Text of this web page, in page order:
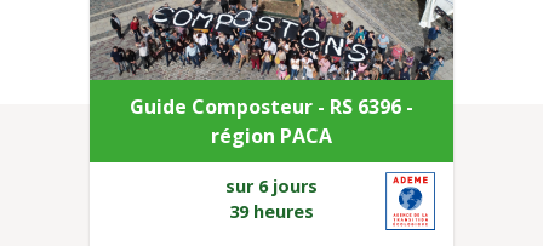
Guide Composteur - RS 6396 -
région PACA
sur 6 jours
39 heures